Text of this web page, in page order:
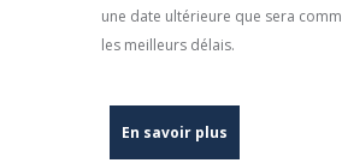
une date ultérieure que sera
les meilleurs délais.
En savoir plus